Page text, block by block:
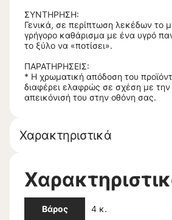
ΣΥΝΤΗΡΗΣΗ:
Γενικά, σε περίπτωση λεκέδων το
γρήγορο καθάρισμα με ένα υγρό
το ξύλο να «ποτίσει».
ΠΑΡΑΤΗΡΗΣΕΙΣ:
* Η χρωματική απόδοση του
διαφέρει ελαφρώς σε σχέση με
απεικόνισή του στην οθόνη σας.
Χαρακτηριστικά
Βάρος 4 κ.